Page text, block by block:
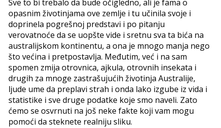
Sve to bi trebalo da bude očigledno, ali je fama o
opasnim životinjama ove zemlje i tu učinila svoje i
doprinela pogrešnoj predstavi i po pitanju
verovatnoće da se uopšte vide i sretnu sva ta bića na
australijskom kontinentu, a ona je mnogo manja nego
što većina i pretpostavlja. Međutim, već i na sam
spomen zmija otrovnica, ajkula, otrovnih insekata i
drugih za mnoge zastrašujućih životinja Australije,
ljude ume da preplavi strah i onda lako izgube iz vida i
statistike i sve druge podatke koje smo naveli. Zato
ćemo se osvrnuti na još neke fakte koji vam mogu
pomoći da steknete realniju sliku.